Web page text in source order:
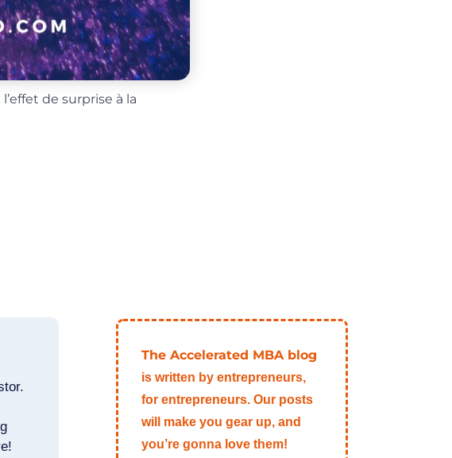
de surprise à la
The Accelerated MBA blog
is written by entrepreneurs,
for entrepreneurs. Our posts
will make you gear up, and
you’re gonna love them!